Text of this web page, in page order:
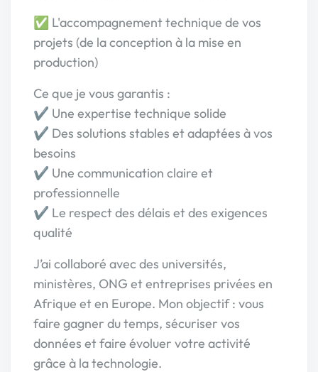
✅ L'accompagnement technique de vos
projets (de la conception à la mise en
production)
Ce que je vous garantis :
✔ Une expertise technique solide
✔ Des solutions stables et adaptées à vos
besoins
✔ Une communication claire et
professionnelle
✔ Le respect des délais et des exigences
qualité
J’ai collaboré avec des universités,
ministères, ONG et entreprises privées en
Afrique et en Europe. Mon objectif : vous
faire gagner du temps, sécuriser vos
données et faire évoluer votre activité
grâce à la technologie.